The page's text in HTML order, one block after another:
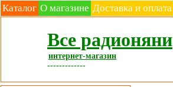
Каталог О магазине Доставка и оплата
Все радионяни
интернет-магазин
-------------